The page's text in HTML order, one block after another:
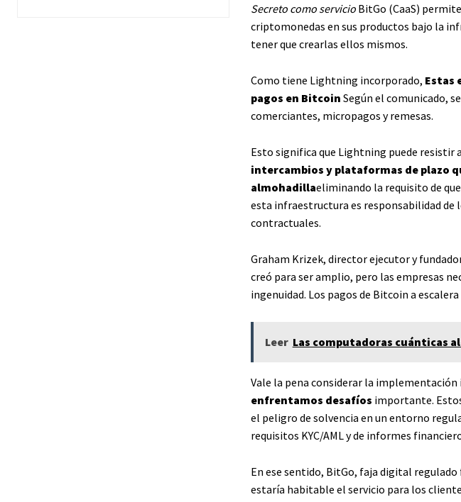
Secreto como servicioBitGo (CaaS)
criptomonedas en sus productos bajo la
tener que crearlas ellos mismos.
Como tiene Lightning incorporado, Estas
pagos en Bitcoin Según el comunicado,
comerciantes, micropagos y remesas.
Esto significa que Lightning puede resistir
intercambios y plataformas de plazo
almohadillaeliminando la requisito de
esta infraestructura es responsabilidad de
contractuales.
Graham Krizek, director ejecutor y
creó para ser amplio, pero las empresas
ingenuidad. Los pagos de Bitcoin a
Leer Las computadoras cuánticas
Vale la pena considerar la
enfrentamos desafíos importante.
el peligro de solvencia en un entorno
requisitos KYC/AML y de informes
En ese sentido, BitGo, faja digital
estaría habitable el servicio para los